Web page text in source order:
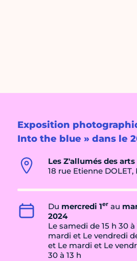
Exposition
Into the blue » dans le
Les Z'allumés des arts
18 rue Etienne DOLET,
Du mercredi 1er au
2024
Le samedi de 15 h 30 à
mardi et Le vendredi
et Le mardi et Le
30 à 13 h